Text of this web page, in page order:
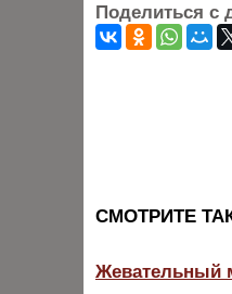
Поделиться с
CМОТРИТЕ
Жевательный